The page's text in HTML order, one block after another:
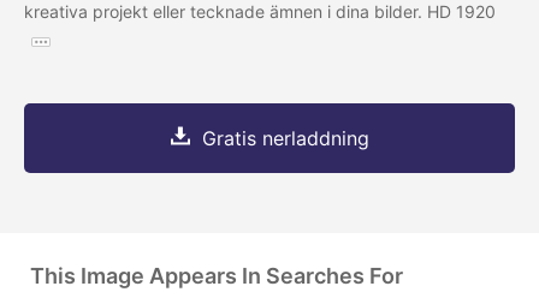
kreativa projekt eller tecknade ämnen i dina bilder. HD 1920
Gratis nerladdning
This Image Appears In Searches For